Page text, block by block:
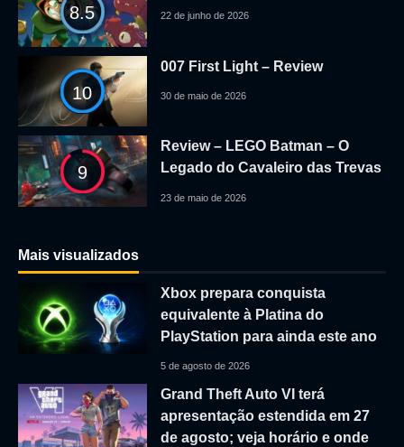
8.5 22 de junho de 2026
10
007 First Light – Review
30 de maio de 2026
9
Review – LEGO Batman – O
Legado do Cavaleiro das Trevas
23 de maio de 2026
Mais visualizados
Xbox prepara conquista
equivalente à Platina do
PlayStation para ainda este ano
5 de agosto de 2026
Grand Theft Auto VI terá
apresentação estendida em 27
de agosto; veja horário e onde